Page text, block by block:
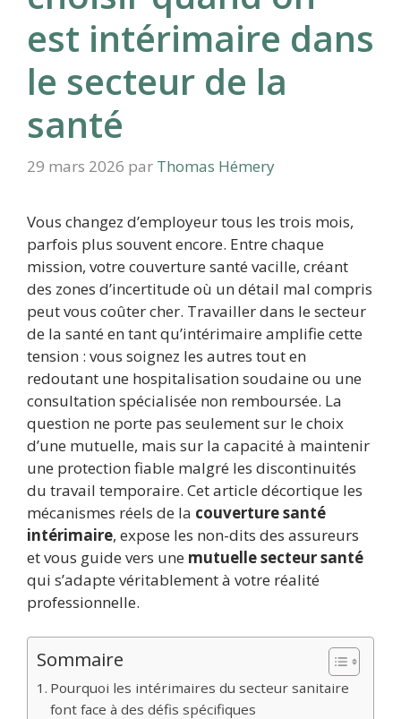
est intérimaire dans
le secteur de la
santé
29 mars 2026 par Thomas Hémery
Vous changez d’employeur tous les trois mois,
parfois plus souvent encore. Entre chaque
mission, votre couverture santé vacille, créant
des zones d’incertitude où un détail mal compris
peut vous coûter cher. Travailler dans le secteur
de la santé en tant qu’intérimaire amplifie cette
tension : vous soignez les autres tout en
redoutant une hospitalisation soudaine ou une
consultation spécialisée non remboursée. La
question ne porte pas seulement sur le choix
d’une mutuelle, mais sur la capacité à maintenir
une protection fiable malgré les discontinuités
du travail temporaire. Cet article décortique les
mécanismes réels de la couverture santé
intérimaire, expose les non-dits des assureurs
et vous guide vers une mutuelle secteur santé
qui s’adapte véritablement à votre réalité
professionnelle.
Sommaire
Pourquoi les intérimaires du secteur sanitaire
font face à des défis spécifiques